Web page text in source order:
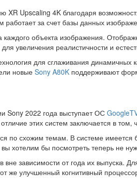
XR Upscaling 4K благодаря
за счет базы данных
объекта изображения.
увеличения реалистичности и
для сглаживания
новые Sony A80K поддерживают
Sony 2022 года выступает ОС
этих систем заключается в том,
по схожим темам. В системе
хотелим бы посмотреть теперь не
зависимости от года их выпуска.
же улучшенный когнитивный